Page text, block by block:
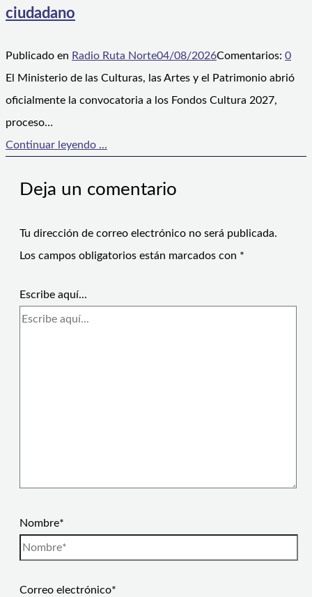
ciudadano
Publicado en Radio Ruta Norte04/08/2026Comentarios: 0
El Ministerio de las Culturas, las Artes y el Patrimonio abrió
oficialmente la convocatoria a los Fondos Cultura 2027,
proceso…
Continuar leyendo ...
Deja un comentario
Tu dirección de correo electrónico no será publicada.
Los campos obligatorios están marcados con *
Escribe aquí...
Nombre*
Correo electrónico*